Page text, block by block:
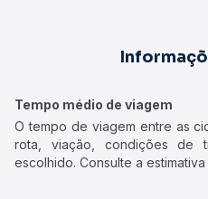
Tempo médio de viagem
O tempo de viagem entre as
rota, viação, condições
escolhido. Consulte a